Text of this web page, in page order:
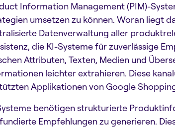
Information Management (PIM)-
umsetzen zu können. Woran liegt
Datenverwaltung aller
die KI-Systeme für zuverlässige
Attributen, Texten, Medien und
leichter extrahieren. Diese
Applikationen von Google
benötigen strukturierte
Empfehlungen zu generieren.